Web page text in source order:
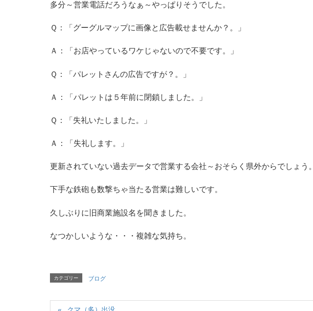
多分～営業電話だろうなぁ～やっぱりそうでした。
Ｑ：「グーグルマップに画像と広告載せませんか？。」
Ａ：「お店やっているワケじゃないので不要です。」
Ｑ：「パレットさんの広告ですが？。」
Ａ：「パレットは５年前に閉鎖しました。」
Ｑ：「失礼いたしました。」
Ａ：「失礼します。」
更新されていない過去データで営業する会社～おそらく県外からでしょう。
下手な鉄砲も数撃ちゃ当たる営業は難しいです。
久しぶりに旧商業施設名を聞きました。
なつかしいような・・・複雑な気持ち。
カテゴリー ブログ